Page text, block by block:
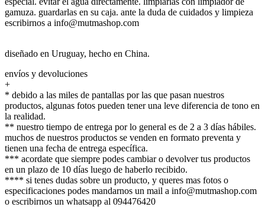
gamuza. guardarlas en su caja. ante la duda de cuidados y limpieza
escribirnos a info@mutmashop.com
diseñado en Uruguay, hecho en China.
envíos y devoluciones
+
* debido a las miles de pantallas por las que pasan nuestros
productos, algunas fotos pueden tener una leve diferencia de tono en
la realidad.
** nuestro tiempo de entrega por lo general es de 2 a 3 días hábiles.
muchos de nuestros productos se venden en formato preventa y
tienen una fecha de entrega específica.
*** acordate que siempre podes cambiar o devolver tus productos
en un plazo de 10 días luego de haberlo recibido.
**** si tenes dudas sobre un producto, y queres mas fotos o
especificaciones podes mandarnos un mail a info@mutmashop.com
o escribirnos un whatsapp al 094476420